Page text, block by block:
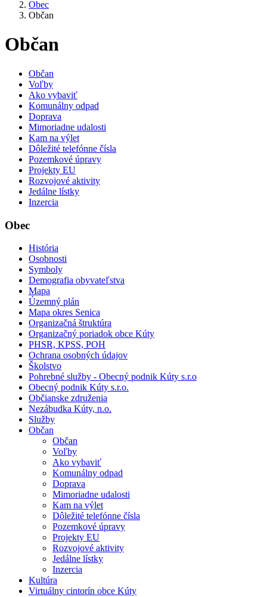
Obec
Občan
Občan
Občan
Voľby
Ako vybaviť
Komunálny odpad
Doprava
Mimoriadne udalosti
Kam na výlet
Dôležité telefónne čísla
Pozemkové úpravy
Projekty EU
Rozvojové aktivity
Jedálne lístky
Inzercia
Obec
História
Osobnosti
Symboly
Demografia obyvateľstva
Mapa
Územný plán
Mapa okres Senica
Organizačná štruktúra
Organizačný poriadok obce Kúty
PHSR, KPSS, POH
Ochrana osobných údajov
Školstvo
Pohrebné služby - Obecný podnik Kúty s.r.o
Obecný podnik Kúty s.r.o.
Občianske združenia
Nezábudka Kúty, n.o.
Služby
Občan
Občan
Voľby
Ako vybaviť
Komunálny odpad
Doprava
Mimoriadne udalosti
Kam na výlet
Dôležité telefónne čísla
Pozemkové úpravy
Projekty EU
Rozvojové aktivity
Jedálne lístky
Inzercia
Kultúra
Virtuálny cintorín obce Kúty